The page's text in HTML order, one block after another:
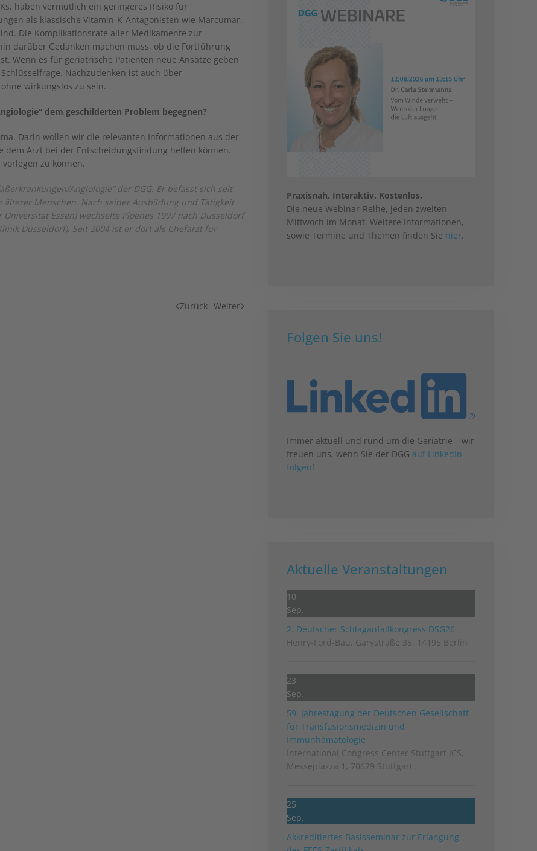
haben vermutlich ein geringeres Risiko für
als klassische Vitamin-K-Antagonisten wie Marcumar.
Die Komplikationsrate aller Medikamente zur
darüber Gedanken machen muss, ob die Fortführung
Wenn es für geriatrische Patienten neue Ansätze geben
Nachzudenken ist auch über
wirkungslos zu sein.
dem geschilderten Problem begegnen?
Darin wollen wir die relevanten Informationen aus der
Arzt bei der Entscheidungsfindung helfen können.
zu können.
Angiologie“ der DGG. Er befasst sich seit
Menschen. Nach seiner Ausbildung und Tätigkeit
Essen) wechselte Ploenes 1997 nach Düsseldorf
Düsseldorf). Seit 2004 ist er dort als Chefarzt für
Zurück Weiter
Praxisnah. Interaktiv. Kostenlos.
Die neue Webinar-Reihe, jeden zweiten
Mittwoch im Monat. Weitere Informationen,
sowie Termine und Themen finden Sie hier.
Folgen Sie uns!
Immer aktuell und rund um die Geriatrie – wir
freuen uns, wenn Sie der DGG auf LinkedIn
folgen!
Aktuelle Veranstaltungen
10
Sep.
2. Deutscher Schlag­anfall­kongress DSG26
Henry-Ford-Bau, Garystraße 35, 14195 Berlin
23
Sep.
59. Jahrestagung der Deutschen Gesellschaft
für Transfusionsmedizin und
Immunhämatologie
International Congress Center Stuttgart ICS,
Messepiazza 1, 70629 Stuttgart
25
Sep.
Akkreditiertes Basisseminar zur Erlangung